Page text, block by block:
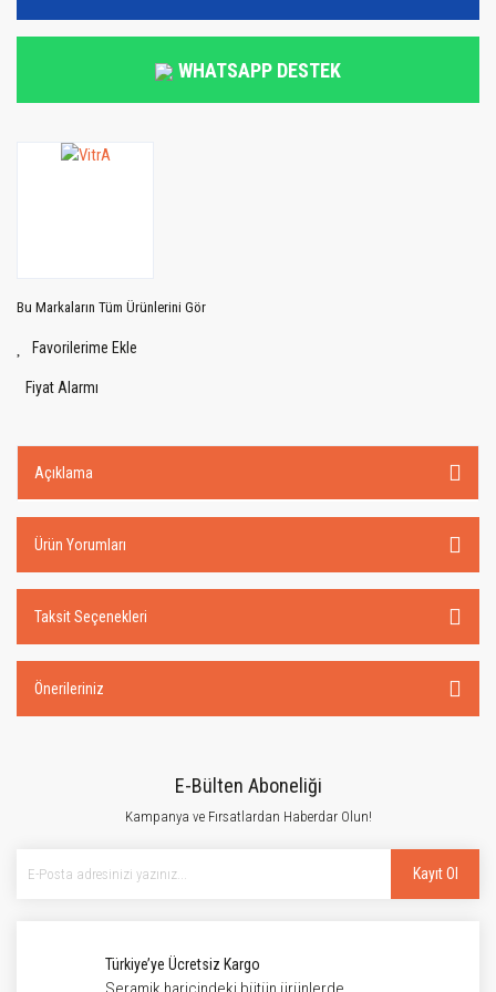
WHATSAPP DESTEK
Bu Markaların Tüm Ürünlerini Gör
Fiyat Alarmı
Açıklama
Ürün Yorumları
Taksit Seçenekleri
Önerileriniz
E-Bülten Aboneliği
Kampanya ve Fırsatlardan Haberdar Olun!
Kayıt Ol
Türkiye’ye Ücretsiz Kargo